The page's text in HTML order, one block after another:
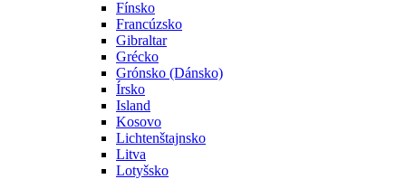
Fínsko
Francúzsko
Gibraltar
Grécko
Grónsko (Dánsko)
Írsko
Island
Kosovo
Lichtenštajnsko
Litva
Lotyšsko